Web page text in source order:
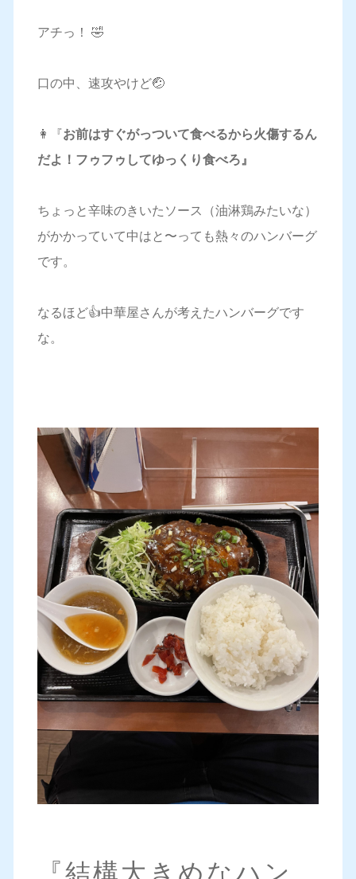
アチっ！ 🤣
口の中、速攻やけど🤕
👩『お前はすぐがっついて食べるから火傷するん
だよ！フゥフゥしてゆっくり食べろ』
ちょっと辛味のきいたソース（油淋鶏みたいな）
がかかっていて中はと〜っても熱々のハンバーグ
です。
なるほど👍中華屋さんが考えたハンバーグです
な。
『結構大きめなハン